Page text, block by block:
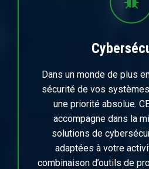
Dans un monde de plus
sécurité de vos
une priorité absolue.
accompagne dans la
solutions de
adaptées à votre
combinaison d’outils de